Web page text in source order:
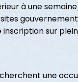
à une
sur
une